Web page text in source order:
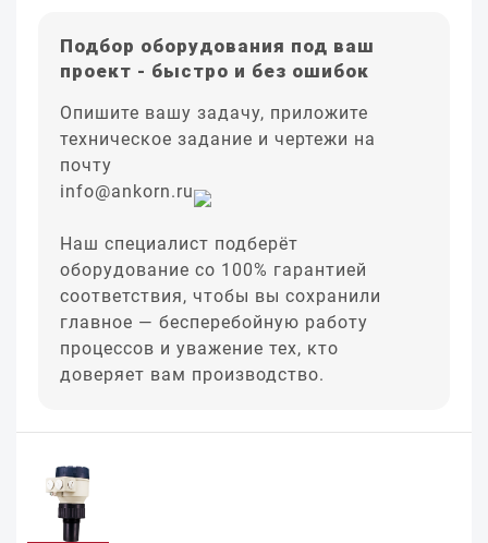
Подбор оборудования под ваш
проект - быстро и без ошибок
Опишите вашу задачу, приложите
техническое задание и чертежи на
почту
info@ankorn.ru
Наш специалист подберёт
оборудование со 100% гарантией
соответствия, чтобы вы сохранили
главное — бесперебойную работу
процессов и уважение тех, кто
доверяет вам производство.